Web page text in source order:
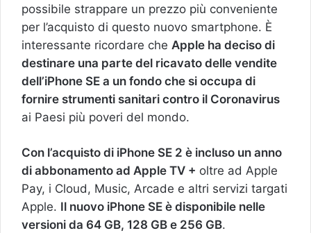
possibile strappare un prezzo più conveniente
per l’acquisto di questo nuovo smartphone. È
interessante ricordare che Apple ha deciso di
destinare una parte del ricavato delle vendite
dell’iPhone SE a un fondo che si occupa di
fornire strumenti sanitari contro il Coronavirus
ai Paesi più poveri del mondo.
Con l’acquisto di iPhone SE 2 è incluso un anno
di abbonamento ad Apple TV + oltre ad Apple
Pay, i Cloud, Music, Arcade e altri servizi targati
Apple. Il nuovo iPhone SE è disponibile nelle
versioni da 64 GB, 128 GB e 256 GB.